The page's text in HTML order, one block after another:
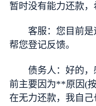
暂时没有能力还款，
客服：您目前
帮您登记反馈。
债务人：好的
前主要因为**原因(
在无力还款，我自